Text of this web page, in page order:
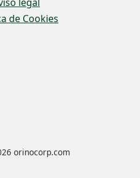
de Cookies
orinocorp.com